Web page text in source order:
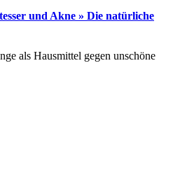
und Akne » Die natürliche
als Hausmittel gegen unschöne